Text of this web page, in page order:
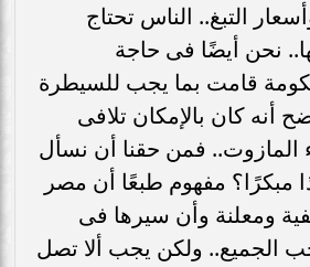
التبغ.. الناس تحتاج
نحن أيضًا فى حاجة
قامت بما يجب للسيطرة
أنه كان بالإمكان تلافى
المازوت.. فمن حقنا أن نسأل
مبكرًا؟ مفهوم طبعًا أن مصر
ومعلنة وأن سيرها فى
الجميع.. ولكن يجب ألا تصل